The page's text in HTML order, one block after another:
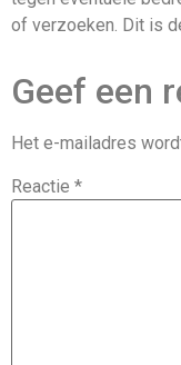
of verzoeken. Dit is
Geef een
Het e-mailadres
Reactie *